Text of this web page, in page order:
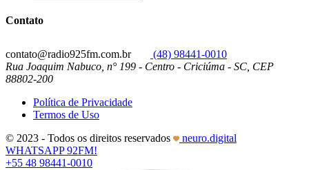
Contato
contato@radio925fm.com.br
(48) 98441-0010
Rua Joaquim Nabuco, n° 199 - Centro - Criciúma - SC, CEP
88802-200
Política de Privacidade
Termos de Uso
© 2023 - Todos os direitos reservados
neuro.digital
WHATSAPP 92FM!
+55 48 98441-0010